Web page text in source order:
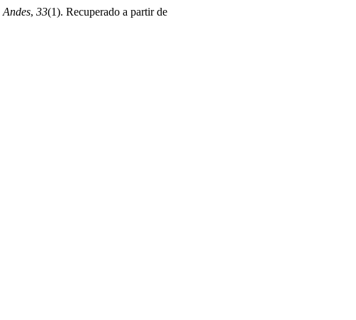
Andes, 33(1). Recuperado a partir de